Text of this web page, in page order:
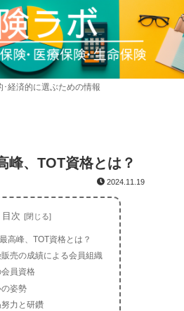
･経済的に選ぶための情報
峰、TOT資格とは？
2024.11.19
目次
高峰、TOT資格とは？
売の成績による会員組織
員資格
姿勢
力と研鑽